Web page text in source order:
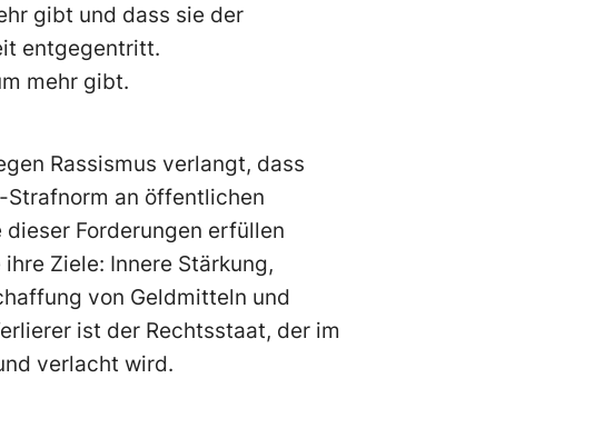
gibt und dass sie der
entgegentritt.
mehr gibt.
Rassismus verlangt, dass
Strafnorm an öffentlichen
dieser Forderungen erfüllen
Ziele: Innere Stärkung,
von Geldmitteln und
ist der Rechtsstaat, der im
verlacht wird.